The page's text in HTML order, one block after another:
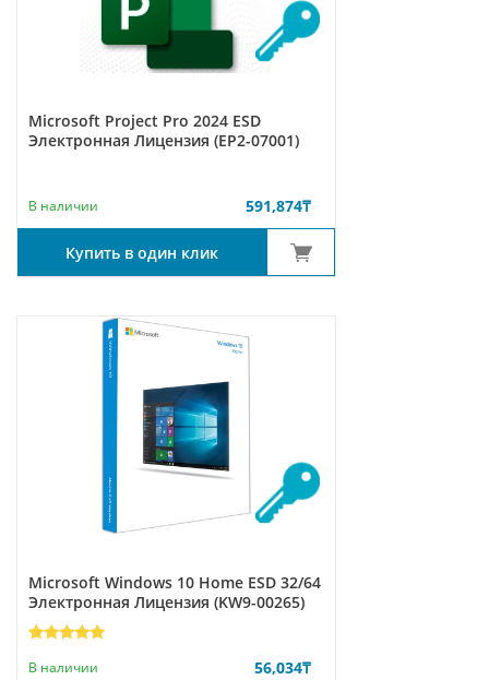
Microsoft Project Pro 2024 ESD
Электронная Лицензия (EP2-07001)
В наличии 591,874₸
Купить в один клик
Microsoft Windows 10 Home ESD 32/64
Электронная Лицензия (KW9-00265)
5.00из 5
В наличии 56,034₸